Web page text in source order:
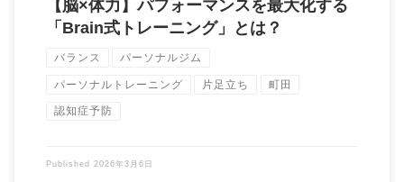
【脳×体力】パフォーマンスを最大化する
「Brain式トレーニング」とは？
バランス パーソナルジム
パーソナルトレーニング 片足立ち 町田
認知症予防
Published 2026年3月6日